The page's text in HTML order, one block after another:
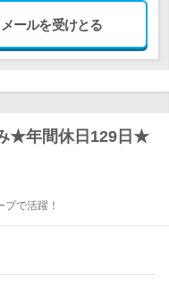
ールを受けとる
★年間休日129日★
で活躍！